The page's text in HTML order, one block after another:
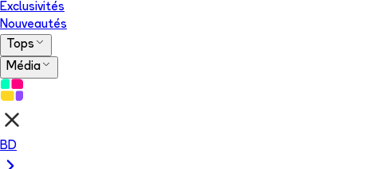
Exclusivités
Nouveautés
Tops
Média
BD